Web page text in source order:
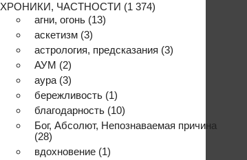
ХРОНИКИ, ЧАСТНОСТИ (1 374)
агни, огонь (13)
аскетизм (3)
астрология, предсказания (3)
АУМ (2)
аура (3)
бережливость (1)
благодарность (10)
Бог, Абсолют, Непознаваемая причина
(28)
вдохновение (1)